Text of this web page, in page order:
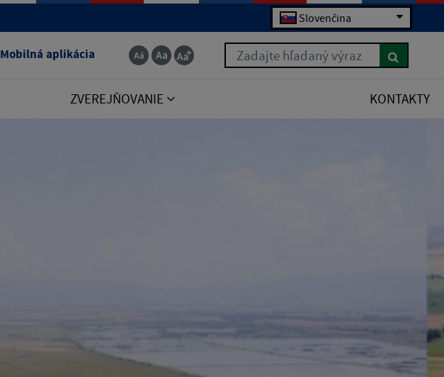
Slovenčina
Mobilná aplikácia Zadajte hľadaný výraz
ZVEREJŇOVANIE KONTAKTY